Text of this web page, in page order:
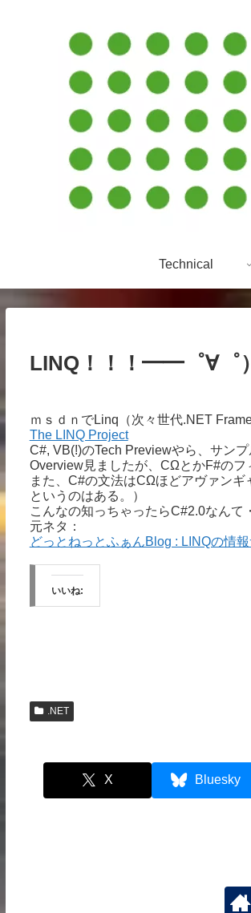
Technical
LINQ！！！━━゜∀
ｍｓｄｎでLinq（次々世代.NET
The LINQ Project
C#, VB(!)のTech Previewやら、サン
Overview見ましたが、CΩとかF#のフ
また、C#の文法はCΩほどアヴァン
というのはある。）
こんなの知っちゃったらC#2.0なんて
元ネタ：
どっとねっとふぁんBlog : LINQの情報
いいね:
.NET
X Bluesky